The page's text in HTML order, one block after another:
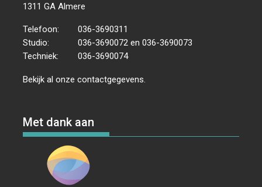
1311 GA Almere
Telefoon:
036-3690311
Studio:
036-3690072 en 036-3690073
Techniek:
036-3690074
Bekijk al onzecontactgegevens
Met dank aan